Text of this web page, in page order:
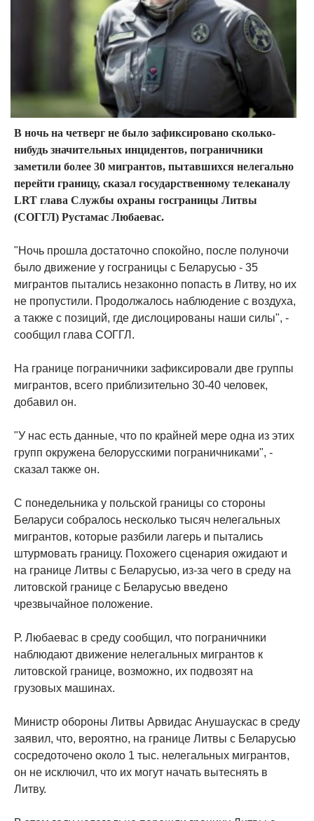
В ночь на четверг не было зафиксировано сколько-
нибудь значительных инцидентов, пограничники
заметили более 30 мигрантов, пытавшихся нелегально
перейти границу, сказал государственному телеканалу
LRT глава Службы охраны госграницы Литвы
(СОГГЛ) Рустамас Любаевас.
"Ночь прошла достаточно спокойно, после полуночи
было движение у госграницы с Беларусью - 35
мигрантов пытались незаконно попасть в Литву, но их
не пропустили. Продолжалось наблюдение с воздуха,
а также с позиций, где дислоцированы наши силы", -
сообщил глава СОГГЛ.
На границе пограничники зафиксировали две группы
мигрантов, всего приблизительно 30-40 человек,
добавил он.
"У нас есть данные, что по крайней мере одна из этих
групп окружена белорусскими пограничниками", -
сказал также он.
С понедельника у польской границы со стороны
Беларуси собралось несколько тысяч нелегальных
мигрантов, которые разбили лагерь и пытались
штурмовать границу. Похожего сценария ожидают и
на границе Литвы с Беларусью, из-за чего в среду на
литовской границе с Беларусью введено
чрезвычайное положение.
Р. Любаевас в среду сообщил, что пограничники
наблюдают движение нелегальных мигрантов к
литовской границе, возможно, их подвозят на
грузовых машинах.
Министр обороны Литвы Арвидас Анушаускас в среду
заявил, что, вероятно, на границе Литвы с Беларусью
сосредоточено около 1 тыс. нелегальных мигрантов,
он не исключил, что их могут начать вытеснять в
Литву.